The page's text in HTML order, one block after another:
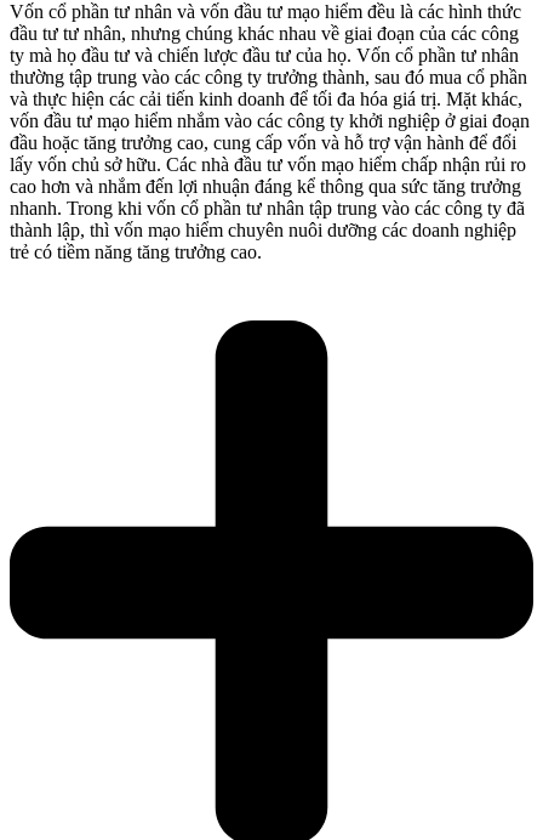
Vốn cổ phần tư nhân và vốn đầu tư mạo hiểm đều là các hình thức
đầu tư tư nhân, nhưng chúng khác nhau về giai đoạn của các công
ty mà họ đầu tư và chiến lược đầu tư của họ. Vốn cổ phần tư nhân
thường tập trung vào các công ty trưởng thành, sau đó mua cổ phần
và thực hiện các cải tiến kinh doanh để tối đa hóa giá trị. Mặt khác,
vốn đầu tư mạo hiểm nhắm vào các công ty khởi nghiệp ở giai đoạn
đầu hoặc tăng trưởng cao, cung cấp vốn và hỗ trợ vận hành để đổi
lấy vốn chủ sở hữu. Các nhà đầu tư vốn mạo hiểm chấp nhận rủi ro
cao hơn và nhắm đến lợi nhuận đáng kể thông qua sức tăng trưởng
nhanh. Trong khi vốn cổ phần tư nhân tập trung vào các công ty đã
thành lập, thì vốn mạo hiểm chuyên nuôi dưỡng các doanh nghiệp
trẻ có tiềm năng tăng trưởng cao.